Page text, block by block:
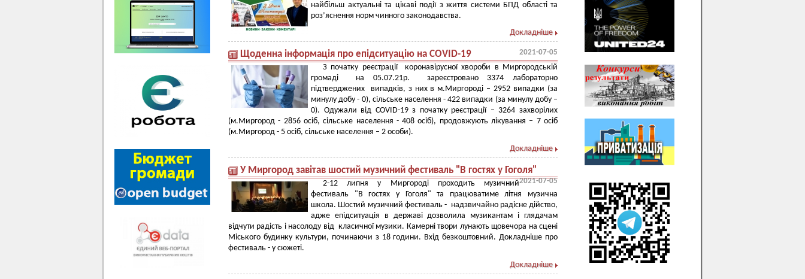
найбільш актуальні та цікаві події з життя системи БПД області та
роз’яснення норм чинного законодавства.
Докладніше
Щоденна інформація про епідситуацію на COVID-19 2021-07-05
З початку реєстрації коронавірусної хвороби в Миргородській
громаді на 05.07.21р. зареєстровано 3374 лабораторно
підтверджених випадків, з них в м.Миргороді – 2952 випадки (за
минулу добу - 0), сільське населення - 422 випадки (за минулу добу –
0). Одужали від COVID-19 з початку реєстрації – 3264 захворілих
(м.Миргород - 2856 осіб, сільське населення - 408 осіб), продовжують лікування – 7 осіб
(м.Миргород - 5 осіб, сільське населення – 2 особи).
Докладніше
У Миргород завітав шостий музичний фестиваль "В гостях у Гоголя"
2021-07-05
2-12 липня у Миргороді проходить музичний
фестиваль "В гостях у Гоголя" та працюватиме літня музична
школа. Шостий музичний фестиваль - надзвичайно радісне дійство,
адже епідситуація в державі дозволила музикантам і глядачам
відчути радість і насолоду від класичної музики. Камерні твори лунають щовечора на сцені
Міського будинку культури, починаючи з 18 години. Вхід безкоштовний. Докладніше про
фестиваль - у сюжеті.
Докладніше